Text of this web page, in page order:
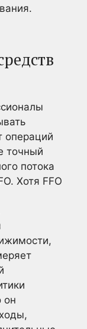
операций
точный
потока
Хотя FFO
он